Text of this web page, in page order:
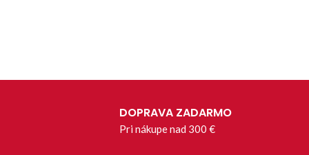
DOPRAVA ZADARMO
Pri nákupe nad 300 €